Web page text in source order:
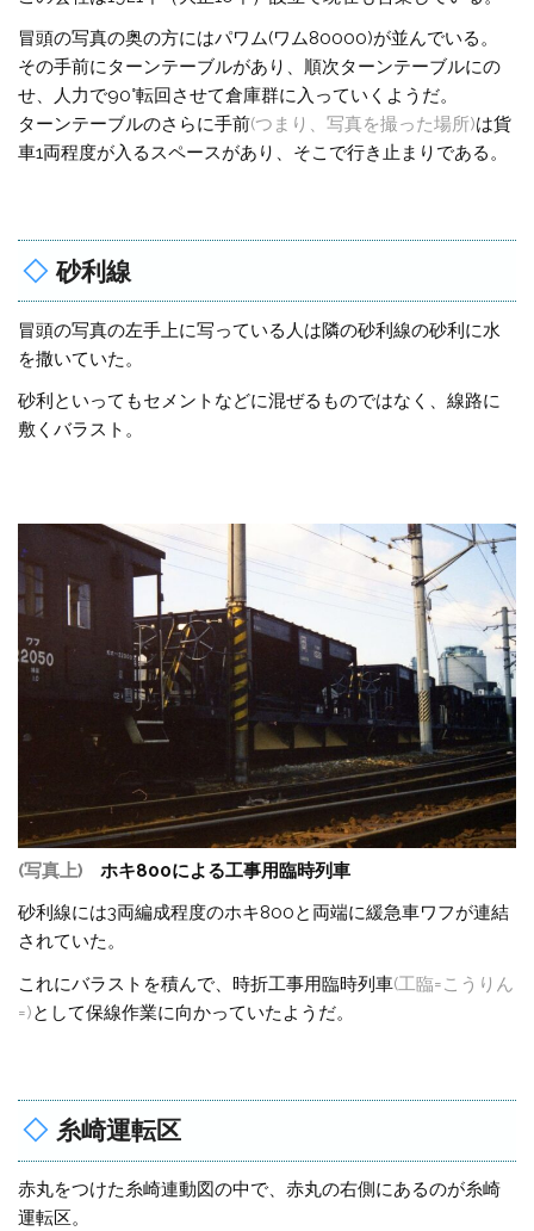
冒頭の写真の奥の方にはパワム(ワム80000)が並んでいる。
その手前にターンテーブルがあり、順次ターンテーブルにの
せ、人力で90°転回させて倉庫群に入っていくようだ。
ターンテーブルのさらに手前(つまり、写真を撮った場所)は貨
車1両程度が入るスペースがあり、そこで行き止まりである。
砂利線
冒頭の写真の左手上に写っている人は隣の砂利線の砂利に水
を撒いていた。
砂利といってもセメントなどに混ぜるものではなく、線路に
敷くバラスト。
(写真上)
ホキ800による工事用臨時列車
砂利線には3両編成程度のホキ800と両端に緩急車ワフが連結
されていた。
これにバラストを積んで、時折工事用臨時列車(工臨=こうりん
=)として保線作業に向かっていたようだ。
糸崎運転区
赤丸をつけた糸崎連動図の中で、赤丸の右側にあるのが糸崎
運転区。